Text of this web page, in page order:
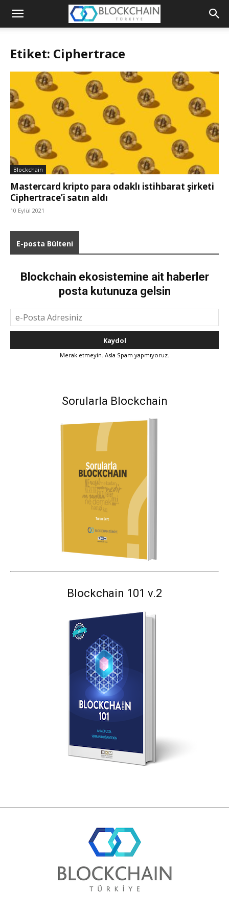
Blockchain
Etiket: Ciphertrace
Blockchain
Mastercard kripto para odaklı istihbarat şirketi
Ciphertrace’i satın aldı
10 Eylül 2021
E-posta Bülteni
Blockchain ekosistemine ait haberler
posta kutunuza gelsin
Merak etmeyin. Asla Spam yapmıyoruz.
Sorularla Blockchain
Blockchain 101 v.2